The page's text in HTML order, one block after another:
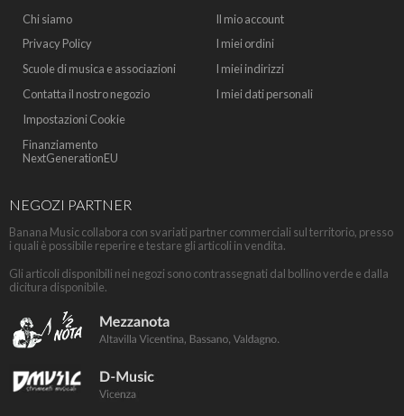
Chi siamo
Privacy Policy
Scuole di musica e associazioni
Contatta il nostro negozio
Impostazioni Cookie
Finanziamento
NextGenerationEU
Il mio account
I miei ordini
I miei indirizzi
I miei dati personali
NEGOZI PARTNER
Banana Music collabora con svariati partner commerciali sul territorio, presso
i quali è possibile reperire e testare gli articoli in vendita.
Gli articoli disponibili nei negozi sono contrassegnati dal bollino verde e dalla
dicitura disponibile.